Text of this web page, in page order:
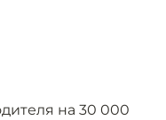
на 30 000